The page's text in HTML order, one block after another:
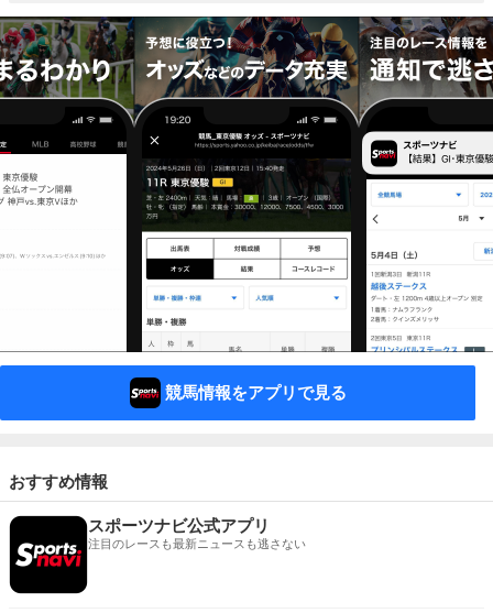
競馬情報をアプリで見る
おすすめ情報
スポーツナビ公式アプリ
注目のレースも最新ニュースも逃さない